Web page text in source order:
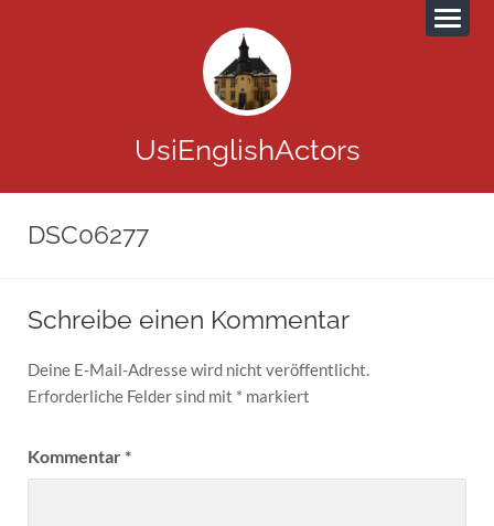
UsiEnglishActors
DSC06277
Schreibe einen Kommentar
Deine E-Mail-Adresse wird nicht veröffentlicht.
Erforderliche Felder sind mit * markiert
Kommentar*